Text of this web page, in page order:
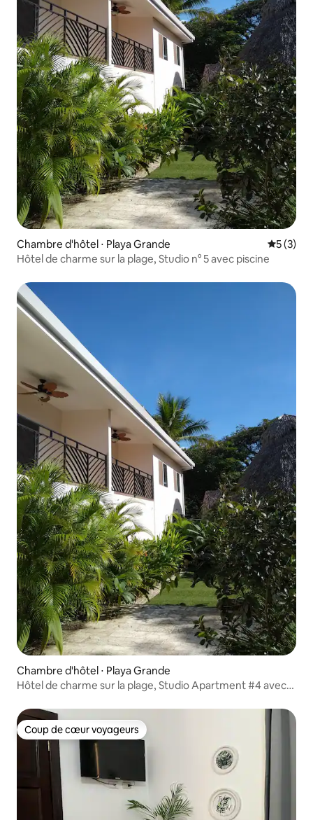
Chambre d'hôtel ⋅ Playa Grande
5 (3)
Hôtel de charme sur la plage, Studio n° 5 avec piscine
Chambre d'hôtel ⋅ Playa Grande
Hôtel de charme sur la plage, Studio Apartment #4 avec
Coup de cœur voyageurs
Coup de cœur voyageurs